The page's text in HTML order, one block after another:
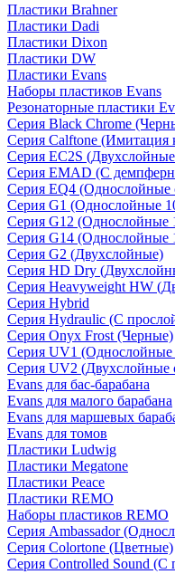
Пластики Brahner
Пластики Dadi
Пластики Dixon
Пластики DW
Пластики Evans
Наборы пластиков Evans
Резонаторные пластики
Серия Black Chrome
Серия Calftone (Имитация
Серия EC2S
Серия EMAD (С
Серия EQ4 (Однослойные
Серия G1 (Однослойные
Серия G12 (Однослойные
Серия G14 (Однослойные
Серия G2 (Двухслойные)
Серия HD Dry
Серия Heavyweight HW
Серия Hybrid
Серия Hydraulic (С
Серия Onyx Frost (Черные)
Серия UV1
Серия UV2
Evans для бас-барабана
Evans для малого барабана
Evans для маршевых
Evans для томов
Пластики Ludwig
Пластики Megatone
Пластики Peace
Пластики REMO
Наборы пластиков REMO
Серия Ambassador
Серия Colortone (Цветные)
Серия Controlled Sound (С